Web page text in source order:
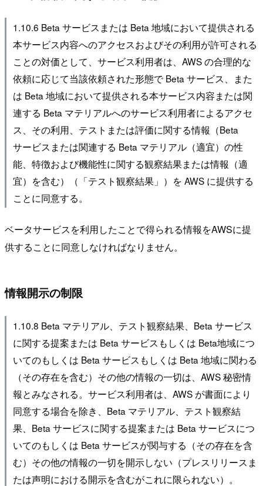
1.10.6 Beta サービスまたは Beta 地域において提供される
本サービス内容へのアクセスおよびその利用が許可される
ことの対価として、サービス利用者は、AWS の合理的な
依頼に応じて当該依頼された形態で Beta サービス、また
は Beta 地域において提供される本サービス内容または関
連する Beta マテリアルへのサービス利用者によるアクセ
ス、その利用、テストまたは評価に関する情報（Beta
サービスまたは関連する Beta マテリアル（適宜）の性
能、特徴および機能性に関する観察結果または情報（適
宜）を含む）（「テスト観察結果」）を AWS に提供する
ことに同意する。
ベータサービスを利用したことで得られる情報をAWSに提
供することに同意しなければなりません。
情報開示の制限
1.10.8 Beta マテリアル、テスト観察結果、Beta サービス
に関する提案または Beta サービスもしくは Beta地域につ
いてのもしくは Beta サービスもしくは Beta 地域に関わる
（その存在を含む）その他の情報の一切は、AWS 秘密情
報とみなされる。サービス利用者は、AWS が書面により
同意する場合を除き、Beta マテリアル、テスト観察結
果、Beta サービスに関する提案または Beta サービスにつ
いてのもしくは Beta サービスが関与する（その存在を含
む）その他の情報の一切を開示しない（プレスリリースま
たは声明における開示を含むがこれに限られない）。